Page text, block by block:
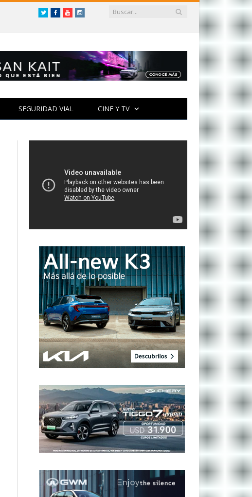
TwitterFacebookYouTubeInstagram
SEGURIDAD VIAL CINE Y TV